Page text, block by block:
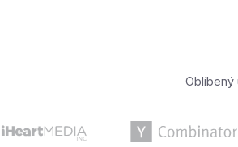
Oblíbený